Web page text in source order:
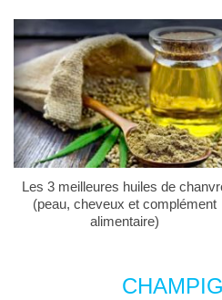
Les 3 meilleures huiles de
(peau, cheveux et complément
alimentaire)